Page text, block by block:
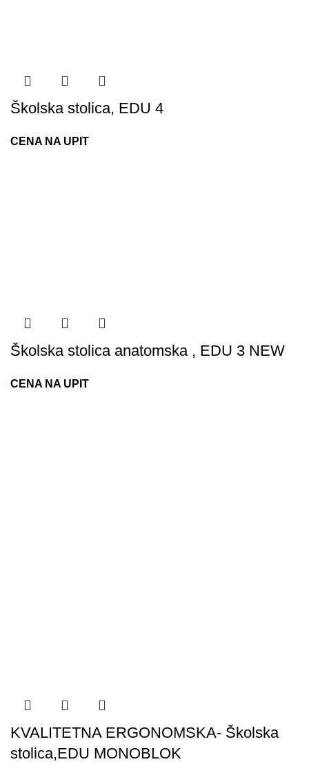
Školska stolica, EDU 4
CENA NA UPIT
Školska stolica anatomska , EDU 3 NEW
CENA NA UPIT
KVALITETNA ERGONOMSKA- Školska
stolica,EDU MONOBLOK